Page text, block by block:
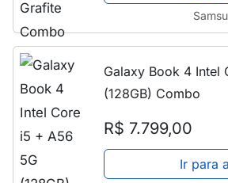
Galaxy Book 4 Intel
(128GB) Combo
R$ 7.799,00
Ir para